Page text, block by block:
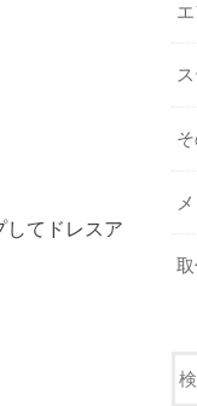
してドレスア